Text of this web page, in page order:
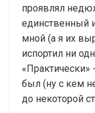
проявлял
единственный
мной (а я их
испортил ни
«Практически»
был (ну с кем
до некоторой